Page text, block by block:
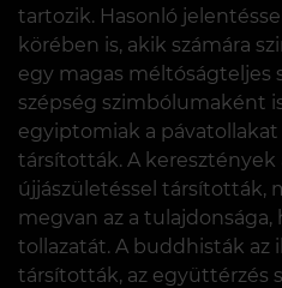
tartozik. Hasonló
körében is, akik számára
egy magas méltóságteljes
szépség szimbólumaként
egyiptomiak a pávatollakat
társították. A keresztények
újjászületéssel társították,
megvan az a
tollazatát. A buddhisták az
társították, az együttérzés